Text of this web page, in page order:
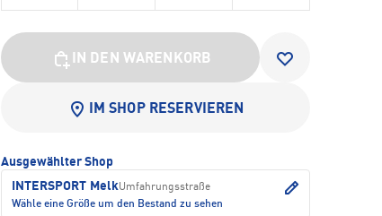
IN DEN WARENKORB
IM SHOP RESERVIEREN
Ausgewählter Shop
INTERSPORT MelkUmfahrungsstraße
Wähle eine Größe um den Bestand zu sehen